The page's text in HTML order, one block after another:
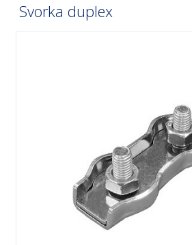
Svorka duplex